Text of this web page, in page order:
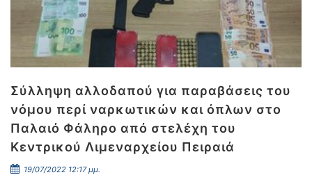
Σύλληψη αλλοδαπού για παραβάσεις του
νόμου περί ναρκωτικών και όπλων στο
Παλαιό Φάληρο από στελέχη του
Κεντρικού Λιμεναρχείου Πειραιά
19/07/2022 12:17 μμ.